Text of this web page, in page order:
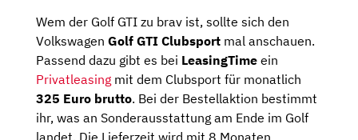
Wem der Golf GTI zu brav ist, sollte sich den
Volkswagen Golf GTI Clubsport mal anschauen.
Passend dazu gibt es bei LeasingTime ein
Privatleasing mit dem Clubsport für monatlich
325 Euro brutto. Bei der Bestellaktion bestimmt
ihr, was an Sonderausstattung am Ende im Golf
landet. Die Lieferzeit wird mit 8 Monaten